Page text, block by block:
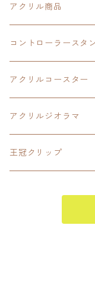
創の軌跡
界の軌跡
創の軌跡
アクリル商品
LEDアクリルカード
界の軌跡
アクリルジオラマ
コントローラースタ
イースⅨ
閃の軌跡Ⅳ
碧の軌跡:改
アクリルコースター
イースⅧ
閃の軌跡Ⅱ
アクリルジオラマ
閃の軌跡Ⅲ
王冠クリップ